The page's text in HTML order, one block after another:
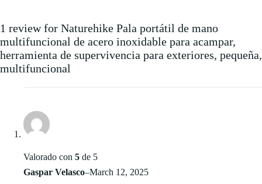
1 review for Naturehike Pala portátil de mano
multifuncional de acero inoxidable para acampar,
herramienta de supervivencia para exteriores, pequeña,
multifuncional
Valorado con 5 de 5
Gaspar Velasco–March 12, 2025